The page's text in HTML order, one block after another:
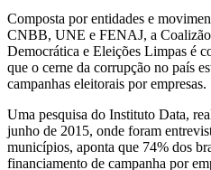
Composta por entidades e
CNBB, UNE e FENAJ, a
Democrática e Eleições Limpas é
que o cerne da corrupção no país
campanhas eleitorais por empresas.
Uma pesquisa do Instituto Data,
junho de 2015, onde foram
municípios, aponta que 74% dos
financiamento de campanha por